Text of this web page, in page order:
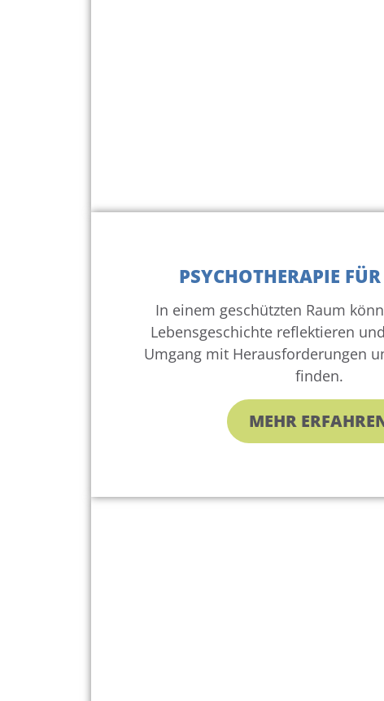
PSYCHOTHERAPIE
In einem geschützten Raum
Lebensgeschichte reflektieren
Umgang mit Herausforderungen
finden.
MEHR